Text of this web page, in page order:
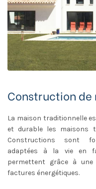
Construction
La maison traditionnelle
et durable les maisons
Constructions sont
adaptées à la vie en
permettent grâce à une
factures énergétiques.